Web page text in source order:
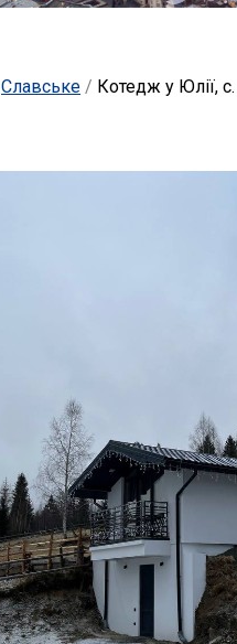
Славське / Котедж у Юлії,